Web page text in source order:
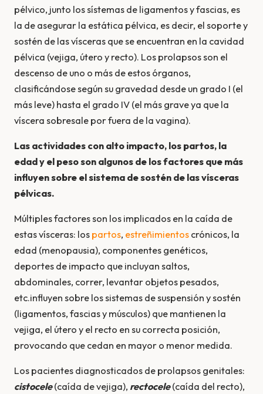
pélvico, junto los sístemas de ligamentos y fascias, es
la de asegurar la estática pélvica, es decir, el soporte y
sostén de las vísceras que se encuentran en la cavidad
pélvica (vejiga, útero y recto). Los prolapsos son el
descenso de uno o más de estos órganos,
clasificándose según su gravedad desde un grado I (el
más leve) hasta el grado IV (el más grave ya que la
víscera sobresale por fuera de la vagina).
Las actividades con alto impacto, los partos, la
edad y el peso son algunos de los factores que más
influyen sobre el sistema de sostén de las vísceras
pélvicas.
Múltiples factores son los implicados en la caída de
estas vísceras: los partos, estreñimientos crónicos, la
edad (menopausia), componentes genéticos,
deportes de impacto que incluyan saltos,
abdominales, correr, levantar objetos pesados,
etc.influyen sobre los sistemas de suspensión y sostén
(ligamentos, fascias y músculos) que mantienen la
vejiga, el útero y el recto en su correcta posición,
provocando que cedan en mayor o menor medida.
Los pacientes diagnosticados de prolapsos genitales:
cistocele(caí­da de vejiga), rectocele(caí­da del recto),